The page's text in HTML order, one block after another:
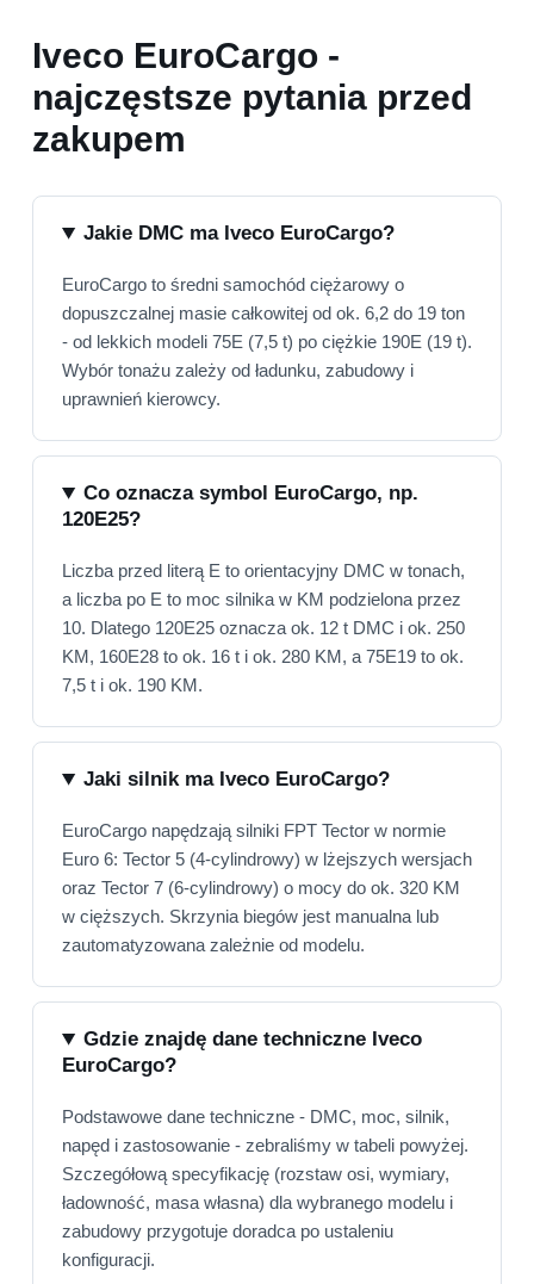
Iveco EuroCargo -
najczęstsze pytania przed
zakupem
Jakie DMC ma Iveco EuroCargo?
EuroCargo to średni samochód ciężarowy o
dopuszczalnej masie całkowitej od ok. 6,2 do 19 ton
- od lekkich modeli 75E (7,5 t) po ciężkie 190E (19 t).
Wybór tonażu zależy od ładunku, zabudowy i
uprawnień kierowcy.
Co oznacza symbol EuroCargo, np.
120E25?
Liczba przed literą E to orientacyjny DMC w tonach,
a liczba po E to moc silnika w KM podzielona przez
10. Dlatego 120E25 oznacza ok. 12 t DMC i ok. 250
KM, 160E28 to ok. 16 t i ok. 280 KM, a 75E19 to ok.
7,5 t i ok. 190 KM.
Jaki silnik ma Iveco EuroCargo?
EuroCargo napędzają silniki FPT Tector w normie
Euro 6: Tector 5 (4-cylindrowy) w lżejszych wersjach
oraz Tector 7 (6-cylindrowy) o mocy do ok. 320 KM
w cięższych. Skrzynia biegów jest manualna lub
zautomatyzowana zależnie od modelu.
Gdzie znajdę dane techniczne Iveco
EuroCargo?
Podstawowe dane techniczne - DMC, moc, silnik,
napęd i zastosowanie - zebraliśmy w tabeli powyżej.
Szczegółową specyfikację (rozstaw osi, wymiary,
ładowność, masa własna) dla wybranego modelu i
zabudowy przygotuje doradca po ustaleniu
konfiguracji.